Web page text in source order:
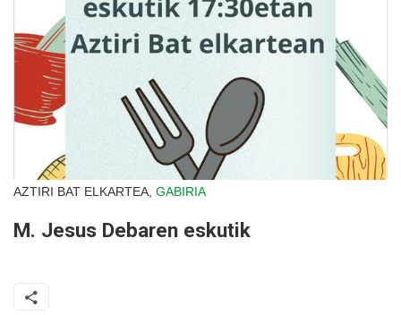
AZTIRI BAT ELKARTEA, GABIRIA
M. Jesus Debaren eskutik